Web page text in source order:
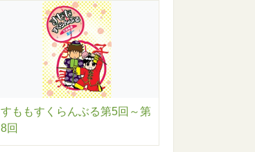
すももすくらんぶる第5回～第
8回